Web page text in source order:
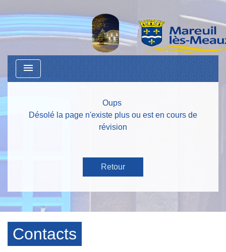
menu
Oups
Désolé la page n'existe plus ou est en cours de
révision
Retour
Contacts